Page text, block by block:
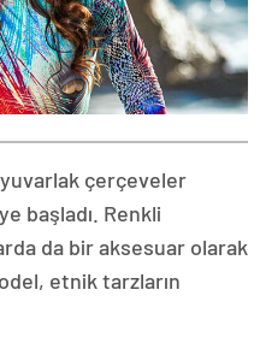
yuvarlak çerçeveler
başladı. Renkli
da bir aksesuar olarak
etnik tarzların